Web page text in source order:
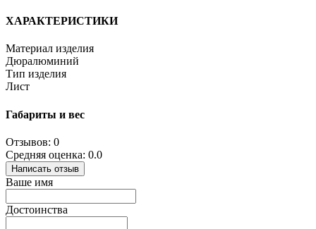
ХАРАКТЕРИСТИКИ
Материал изделия
Дюралюминий
Тип изделия
Лист
Габариты и вес
Отзывов: 0
Средняя оценка: 0.0
Написать отзыв
Ваше имя
Достоинства